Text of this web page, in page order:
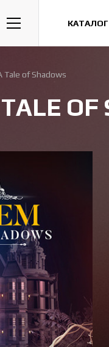
Казуальные
Tale of Shadows
OF